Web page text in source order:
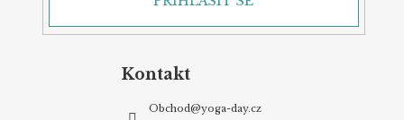
Kontakt
Obchod@yoga-day.cz